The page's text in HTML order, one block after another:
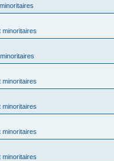
minoritaires
minoritaires
minoritaires
minoritaires
minoritaires